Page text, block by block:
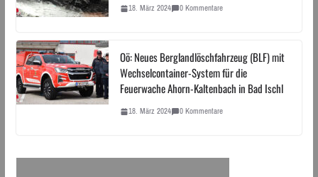
18. März 2024 0 Kommentare
Oö: Neues Berglandlöschfahrzeug (BLF) mit
Wechselcontainer-System für die
Feuerwache Ahorn-Kaltenbach in Bad Ischl
18. März 2024 0 Kommentare